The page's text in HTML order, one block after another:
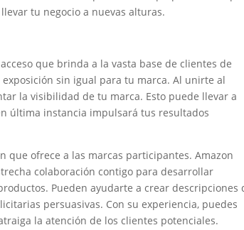
tu negocio a nuevas alturas.
que brinda a la vasta base de clientes de
sin igual para tu marca. Al unirte al
la visibilidad de tu marca. Esto puede llevar a
última instancia impulsará tus resultados
que ofrece a las marcas participantes. Amazon
colaboración contigo para desarrollar
Pueden ayudarte a crear descripciones
persuasivas. Con su experiencia, puedes
la atención de los clientes potenciales.